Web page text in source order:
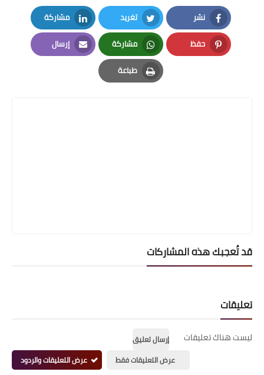
نشر
Facebook
تغريد
Twitter
مشاركة
LinkedIn
حفظ
Pinterest
مشاركة
Whatsapp
إرسال
Email
طباعة
Print
قد تُعجبك هذه المشاركات
تعليقات
ليست هناك تعليقات
إرسال تعليق
عرض التعليقات فقط
عرض التعليقات والردود